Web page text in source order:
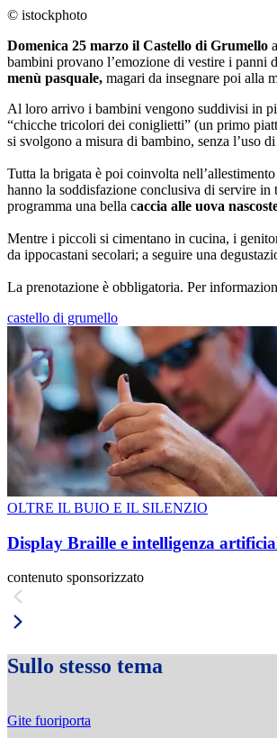
© istockphoto
Domenica 25 marzo il Castello di Grumello
bambini provano l’emozione di vestire i panni
menù pasquale, magari da insegnare poi alla
Al loro arrivo i bambini vengono suddivisi in
“chicche tricolori dei coniglietti” (un primo
si svolgono a misura di bambino, senza l’uso
Tutta la brigata è poi coinvolta
hanno la soddisfazione conclusiva di servire
programma una bella caccia alle uova
Mentre i piccoli si cimentano in cucina, i
da ippocastani secolari; a seguire una
La prenotazione è obbligatoria. Per
castello di grumello
OLTRE IL BUIO E IL SILENZIO
Display Braille e intelligenza
contenuto sponsorizzato
Sullo stesso tema
Gite fuoriporta